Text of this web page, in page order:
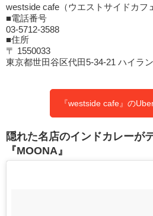
westside cafe（ウエストサイドカフ
■電話番号
03-5712-3588
■住所
〒 1550033
東京都世田谷区代田5-34-21 ハイラ
『westside cafe』の
隠れた名店のインドカレーが
『MOONA』